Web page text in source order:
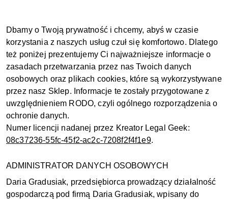
Dbamy o Twoją prywatność i chcemy, abyś w czasie
korzystania z naszych usług czuł się komfortowo. Dlatego
też poniżej prezentujemy Ci najważniejsze informacje o
zasadach przetwarzania przez nas Twoich danych
osobowych oraz plikach cookies, które są wykorzystywane
przez nasz Sklep. Informacje te zostały przygotowane z
uwzględnieniem RODO, czyli ogólnego rozporządzenia o
ochronie danych.
Numer licencji nadanej przez Kreator Legal Geek:
08c37236-55fc-45f2-ac2c-7208f2f4f1e9.
ADMINISTRATOR DANYCH OSOBOWYCH
Daria Gradusiak, przedsiębiorca prowadzący działalność
gospodarczą pod firmą Daria Gradusiak, wpisany do